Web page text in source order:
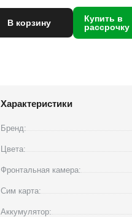
В корзину
Купить в
рассрочку
Характеристики
Бренд:
Цвета:
Фронтальная камера:
Сим карта:
Аккумулятор: